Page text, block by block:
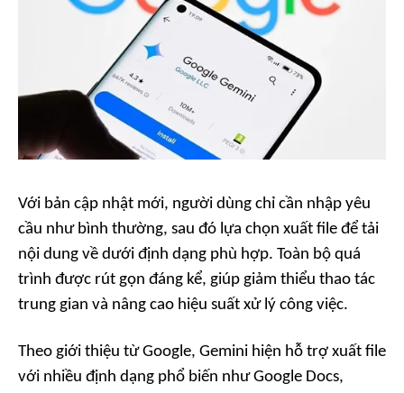
Với bản cập nhật mới, người dùng chỉ cần nhập yêu
cầu như bình thường, sau đó lựa chọn xuất file để tải
nội dung về dưới định dạng phù hợp. Toàn bộ quá
trình được rút gọn đáng kể, giúp giảm thiểu thao tác
trung gian và nâng cao hiệu suất xử lý công việc.
Theo giới thiệu từ Google, Gemini hiện hỗ trợ xuất file
với nhiều định dạng phổ biến như Google Docs,